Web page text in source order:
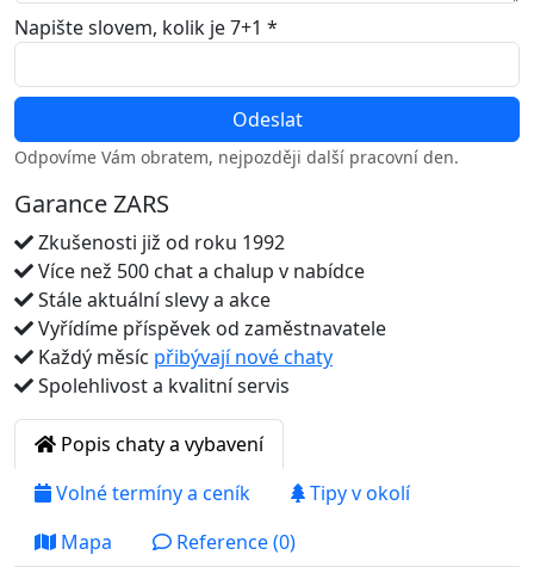
Napište slovem, kolik je 7+1 *
Odpovíme Vám obratem, nejpozději další pracovní den.
Garance ZARS
Zkušenosti již od roku 1992
Více než 500 chat a chalup v nabídce
Stále aktuální slevy a akce
Vyřídíme příspěvek od zaměstnavatele
Každý měsíc přibývají nové chaty
Spolehlivost a kvalitní servis
Popis chaty a vybavení
Volné termíny a ceník
Tipy v okolí
Mapa
Reference (0)